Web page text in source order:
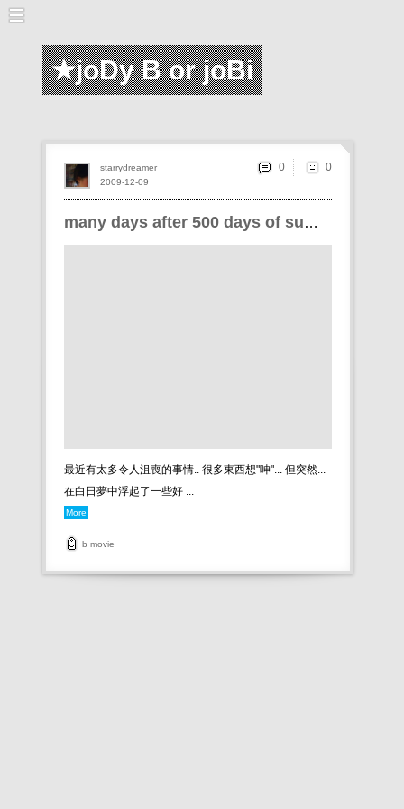
★joDy B or joBi
many days after 500 days of summer..
最近有太多令人沮喪的事情.. 很多東西想"呻"... 但突然...
在白日夢中浮起了一些好 ...
More
b movie
2009-12-09
starrydreamer 0